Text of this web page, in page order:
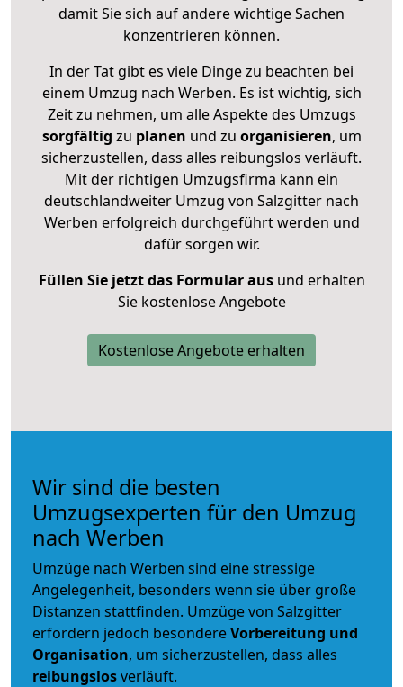
damit Sie sich auf andere wichtige Sachen
konzentrieren können.
In der Tat gibt es viele Dinge zu beachten bei
einem Umzug nach Werben. Es ist wichtig, sich
Zeit zu nehmen, um alle Aspekte des Umzugs
sorgfältig zu planen und zu organisieren, um
sicherzustellen, dass alles reibungslos verläuft.
Mit der richtigen Umzugsfirma kann ein
deutschlandweiter Umzug von Salzgitter nach
Werben erfolgreich durchgeführt werden und
dafür sorgen wir.
Füllen Sie jetzt das Formular ausund erhalten
Sie kostenlose Angebote
Kostenlose Angebote erhalten
Wir sind die besten
Umzugsexperten für den Umzug
nach Werben
Umzüge nach Werben sind eine stressige
Angelegenheit, besonders wenn sie über große
Distanzen stattfinden. Umzüge von Salzgitter
erfordern jedoch besondereVorbereitung und
Organisation, um sicherzustellen, dass alles
reibungslosverläuft.